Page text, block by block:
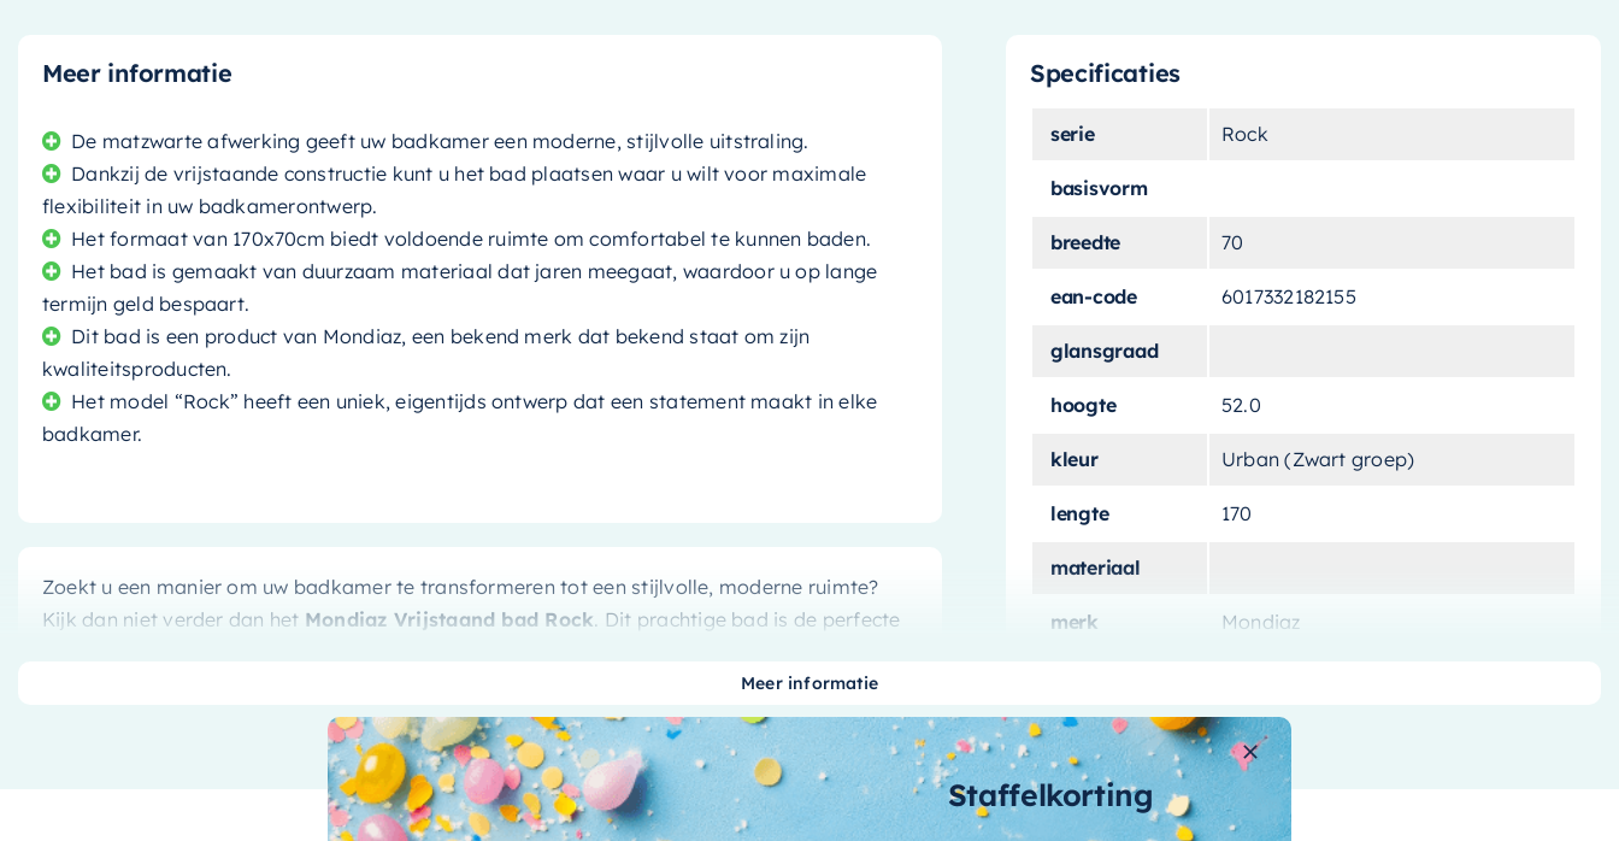
Meer informatie
De matzwarte afwerking geeft uw badkamer een moderne, stijlvolle uitstraling.
Dankzij de vrijstaande constructie kunt u het bad plaatsen waar u wilt voor maximale
flexibiliteit in uw badkamerontwerp.
Het formaat van 170x70cm biedt voldoende ruimte om comfortabel te kunnen baden.
Het bad is gemaakt van duurzaam materiaal dat jaren meegaat, waardoor u op lange
termijn geld bespaart.
Dit bad is een product van Mondiaz, een bekend merk dat bekend staat om zijn
kwaliteitsproducten.
Het model “Rock” heeft een uniek, eigentijds ontwerp dat een statement maakt in elke
badkamer.
Zoekt u een manier om uw badkamer te transformeren tot een stijlvolle, moderne ruimte?
Kijk dan niet verder dan het Mondiaz Vrijstaand bad Rock. Dit prachtige bad is de perfecte
Stijlvolle, Moderne Afwerking
Het bad is afgewerkt in een prachtige,matzwartekleur die een modern, urban tintje geeft
Specificaties
serie Rock
basisvorm
breedte 70
ean-code 6017332182155
glansgraad
hoogte 52.0
kleur Urban (Zwart groep)
lengte 170
materiaal
merk Mondiaz
aantal-liters 190 L
aantal-personen
Meer informatie
Staffelkorting